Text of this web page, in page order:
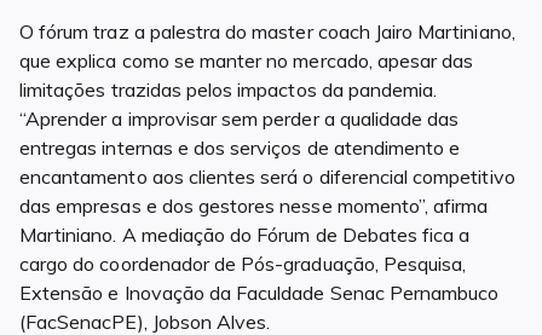
O fórum traz a palestra do master coach Jairo Martiniano,
que explica como se manter no mercado, apesar das
limitações trazidas pelos impactos da pandemia.
“Aprender a improvisar sem perder a qualidade das
entregas internas e dos serviços de atendimento e
encantamento aos clientes será o diferencial competitivo
das empresas e dos gestores nesse momento”, afirma
Martiniano. A mediação do Fórum de Debates fica a
cargo do coordenador de Pós-graduação, Pesquisa,
Extensão e Inovação da Faculdade Senac Pernambuco
(FacSenacPE), Jobson Alves.